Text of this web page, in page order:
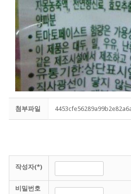
첨부파일
작성자(*)
비밀번호